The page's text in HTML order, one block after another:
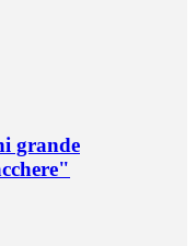
grande